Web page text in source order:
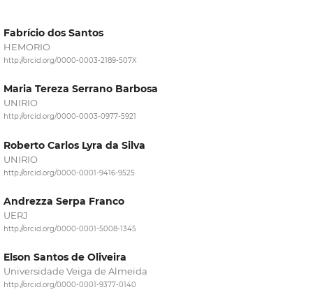
Fabrício dos Santos
HEMORIO
http://orcid.org/0000-0003-2189-507X
Maria Tereza Serrano Barbosa
UNIRIO
http://orcid.org/0000-0003-0977-5921
Roberto Carlos Lyra da Silva
UNIRIO
http://orcid.org/0000-0001-9416-9525
Andrezza Serpa Franco
UERJ
http://orcid.org/0000-0001-5008-1345
Elson Santos de Oliveira
Universidade Veiga de Almeida
http://orcid.org/0000-0001-9377-0140